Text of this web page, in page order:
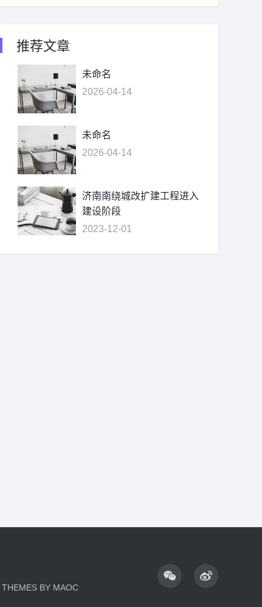
推荐文章
未命名
2026-04-14
未命名
2026-04-14
济南南绕城改扩建工程进入
建设阶段
2023-12-01
THEMES BY MAOC